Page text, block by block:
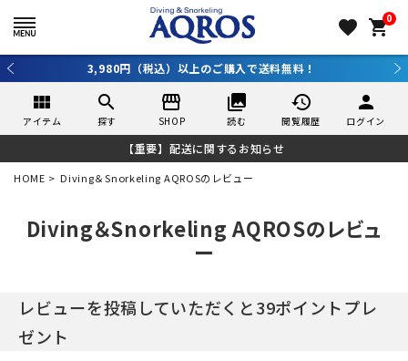
favorite 0
shopping_cart
3,980円（税込）以上のご購入で送料無料！
view_module
アイテム
search
探す
storefront
SHOP
collections
読む
history
閲覧履歴
person
ログイン
【重要】配送に関するお知らせ
HOME Diving＆Snorkeling AQROSのレビュー
Diving＆Snorkeling AQROSのレビュ
ー
レビューを投稿していただくと39ポイントプレ
ゼント